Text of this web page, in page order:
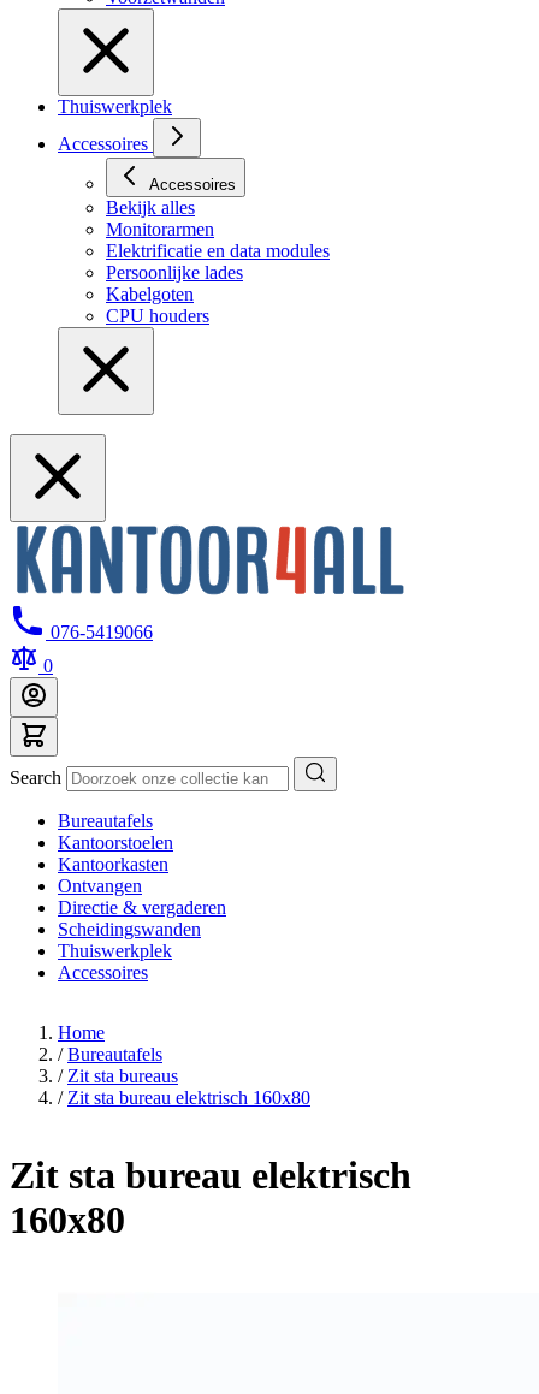
Thuiswerkplek
Accessoires
Accessoires
Bekijk alles
Monitorarmen
Elektrificatie en data modules
Persoonlijke lades
Kabelgoten
CPU houders
076-5419066
0
Search
Bureautafels
Kantoorstoelen
Kantoorkasten
Ontvangen
Directie & vergaderen
Scheidingswanden
Thuiswerkplek
Accessoires
Home
/ Bureautafels
/ Zit sta bureaus
/ Zit sta bureau elektrisch 160x80
Zit sta bureau elektrisch
160x80